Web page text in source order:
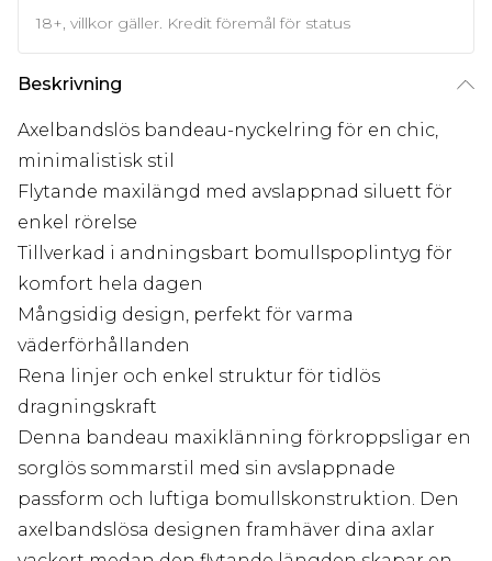
18+, villkor gäller. Kredit föremål för status
Beskrivning
Axelbandslös bandeau-nyckelring för en chic,
minimalistisk stil
Flytande maxilängd med avslappnad siluett för
enkel rörelse
Tillverkad i andningsbart bomullspoplintyg för
komfort hela dagen
Mångsidig design, perfekt för varma
väderförhållanden
Rena linjer och enkel struktur för tidlös
dragningskraft
Denna bandeau maxiklänning förkroppsligar en
sorglös sommarstil med sin avslappnade
passform och luftiga bomullskonstruktion. Den
axelbandslösa designen framhäver dina axlar